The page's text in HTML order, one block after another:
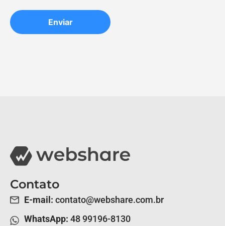
Contato
E-mail: contato@webshare.com.br
WhatsApp: 48 99196-8130